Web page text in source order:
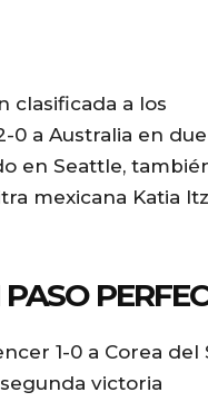
clasificada a los
0 a Australia en
en Seattle,
mexicana Katia
1-0 a Corea del
victoria